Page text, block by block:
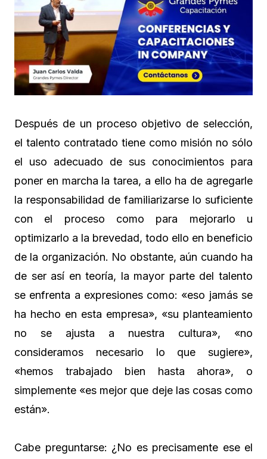
Después de un proceso objetivo de selección,
el talento contratado tiene como misión no sólo
el uso adecuado de sus conocimientos para
poner en marcha la tarea, a ello ha de agregarle
la responsabilidad de familiarizarse lo suficiente
con el proceso como para mejorarlo u
optimizarlo a la brevedad, todo ello en beneficio
de la organización. No obstante, aún cuando ha
de ser así en teoría, la mayor parte del talento
se enfrenta a expresiones como: «eso jamás se
ha hecho en esta empresa», «su planteamiento
no se ajusta a nuestra cultura», «no
consideramos necesario lo que sugiere»,
«hemos trabajado bien hasta ahora», o
simplemente «es mejor que deje las cosas como
están».
Cabe preguntarse: ¿No es precisamente ese el